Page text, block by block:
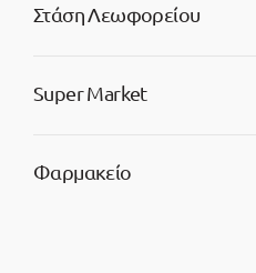
Στάση Λεωφορείου
Super Market
Φαρμακείο